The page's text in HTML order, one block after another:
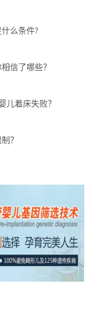
么条件?
信了哪些？
儿着床失败？
？